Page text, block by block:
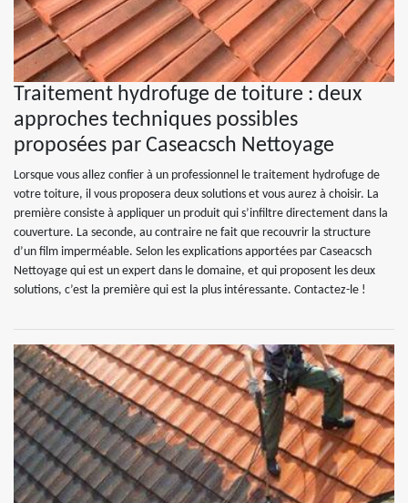
Traitement hydrofuge de toiture : deux
approches techniques possibles
proposées par Caseacsch Nettoyage
Lorsque vous allez confier à un professionnel le traitement hydrofuge de
votre toiture, il vous proposera deux solutions et vous aurez à choisir. La
première consiste à appliquer un produit qui s’infiltre directement dans la
couverture. La seconde, au contraire ne fait que recouvrir la structure
d’un film imperméable. Selon les explications apportées par Caseacsch
Nettoyage qui est un expert dans le domaine, et qui proposent les deux
solutions, c’est la première qui est la plus intéressante. Contactez-le !